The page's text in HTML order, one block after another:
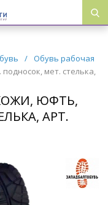
/ Обувь рабочая
мет. стелька,
ЮФТЬ,
АРТ.